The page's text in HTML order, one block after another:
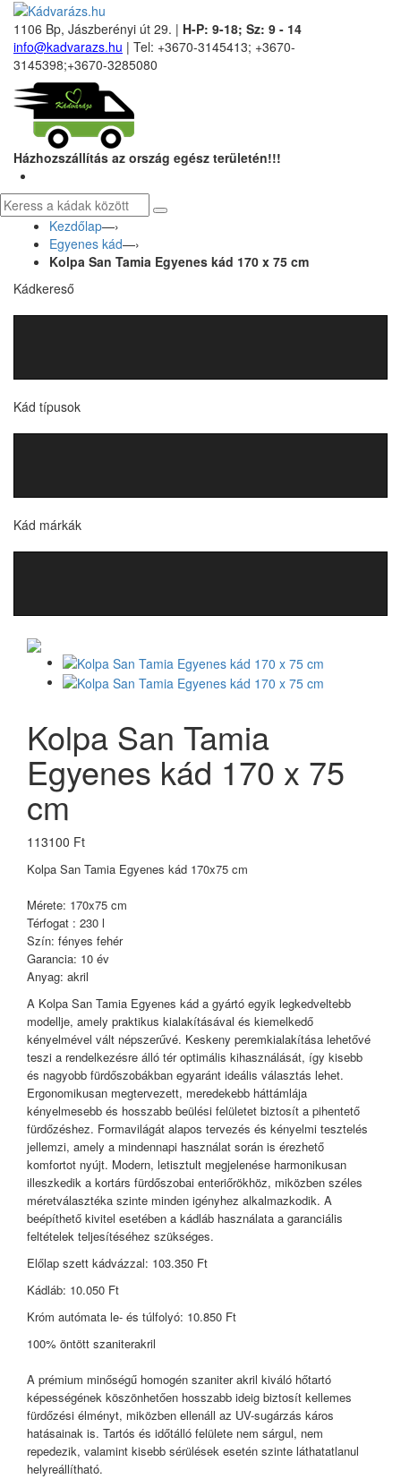
1106 Bp, Jászberényi út 29. | H-P: 9-18; Sz: 9 - 14
info@kadvarazs.hu | Tel: +3670-3145413; +3670-
3145398;+3670-3285080
Házhozszállítás az ország egész területén!!!
Kezdőlap—›
Egyenes kád—›
Kolpa San Tamia Egyenes kád 170 x 75 cm
Kádkereső
Kád típusok
Kád márkák
Kolpa San Tamia
Egyenes kád 170 x 75
cm
113100 Ft
Kolpa San Tamia Egyenes kád 170x75 cm
Mérete: 170x75 cm
Térfogat : 230 l
Szín: fényes fehér
Garancia: 10 év
Anyag: akril
A Kolpa San Tamia Egyenes kád a gyártó egyik legkedveltebb
modellje, amely praktikus kialakításával és kiemelkedő
kényelmével vált népszerűvé. Keskeny peremkialakítása lehetővé
teszi a rendelkezésre álló tér optimális kihasználását, így kisebb
és nagyobb fürdőszobákban egyaránt ideális választás lehet.
Ergonomikusan megtervezett, meredekebb háttámlája
kényelmesebb és hosszabb beülési felületet biztosít a pihentető
fürdőzéshez. Formavilágát alapos tervezés és kényelmi tesztelés
jellemzi, amely a mindennapi használat során is érezhető
komfortot nyújt. Modern, letisztult megjelenése harmonikusan
illeszkedik a kortárs fürdőszobai enteriőrökhöz, miközben széles
méretválasztéka szinte minden igényhez alkalmazkodik. A
beépíthető kivitel esetében a kádláb használata a garanciális
feltételek teljesítéséhez szükséges.
Előlap szett kádvázzal: 103.350 Ft
Kádláb: 10.050 Ft
Króm autómata le- és túlfolyó: 10.850 Ft
100% öntött szaniterakril
A prémium minőségű homogén szaniter akril kiváló hőtartó
képességének köszönhetően hosszabb ideig biztosít kellemes
fürdőzési élményt, miközben ellenáll az UV-sugárzás káros
hatásainak is. Tartós és időtálló felülete nem sárgul, nem
repedezik, valamint kisebb sérülések esetén szinte láthatatlanul
helyreállítható.